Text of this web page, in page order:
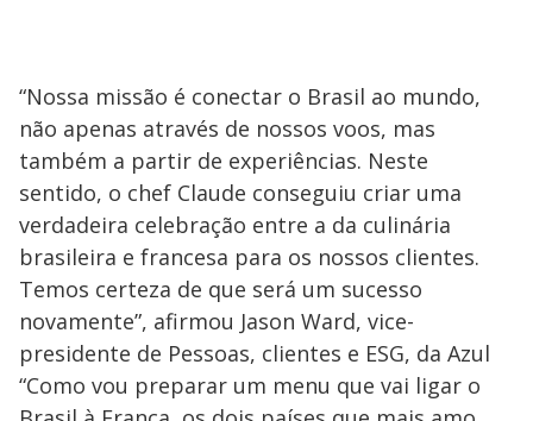
“Nossa missão é conectar o Brasil ao mundo,
não apenas através de nossos voos, mas
também a partir de experiências. Neste
sentido, o chef Claude conseguiu criar uma
verdadeira celebração entre a da culinária
brasileira e francesa para os nossos clientes.
Temos certeza de que será um sucesso
novamente”, afirmou Jason Ward, vice-
presidente de Pessoas, clientes e ESG, da Azul
“Como vou preparar um menu que vai ligar o